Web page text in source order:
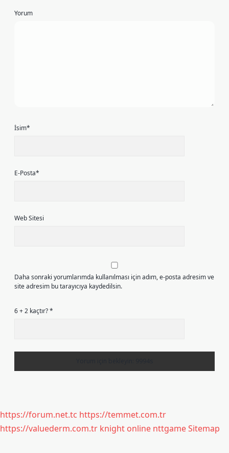
Yorum
İsim*
E-Posta*
Web Sitesi
Daha sonraki yorumlarımda kullanılması için adım, e-posta adresim ve
site adresim bu tarayıcıya kaydedilsin.
6 + 2 kaçtır?*
https://forum.net.tc https://temmet.com.tr
https://valuederm.com.tr knight online nttgameSitemap